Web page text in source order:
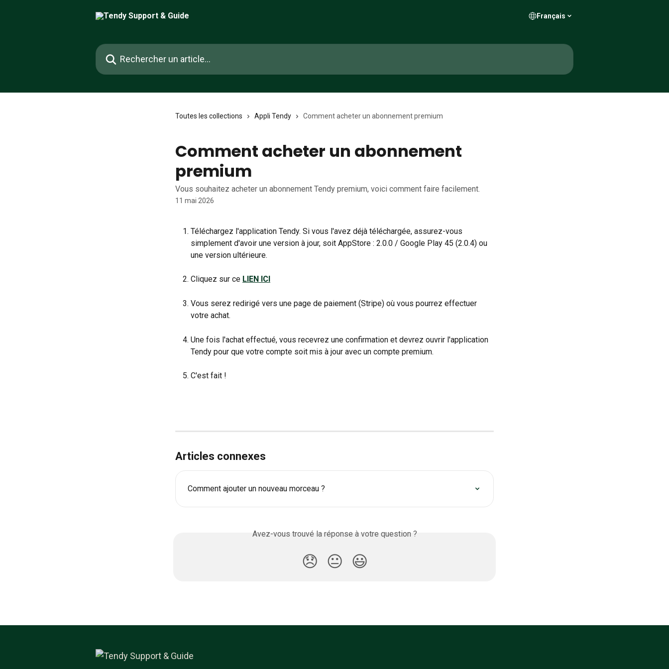
Français
Rechercher un article...
Toutes les collections Appli Tendy Comment acheter un abonnement premium
Comment acheter un abonnement
premium
Vous souhaitez acheter un abonnement Tendy premium, voici comment faire facilement.
11 mai 2026
Téléchargez l'application Tendy. Si vous l'avez déjà téléchargée, assurez-vous
simplement d'avoir une version à jour, soit AppStore : 2.0.0 / Google Play 45 (2.0.4) ou
une version ultérieure.
Cliquez sur ce LIEN ICI
Vous serez redirigé vers une page de paiement (Stripe) où vous pourrez effectuer
votre achat.
Une fois l'achat effectué, vous recevrez une confirmation et devrez ouvrir l'application
Tendy pour que votre compte soit mis à jour avec un compte premium.
C'est fait !
Articles connexes
Comment ajouter un nouveau morceau ?
Avez-vous trouvé la réponse à votre question ?
😞 😐 😃